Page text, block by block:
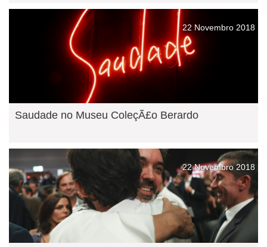
22 Novembro 2018
Saudade no Museu ColeçÃ£o Berardo
22 Novembro 2018